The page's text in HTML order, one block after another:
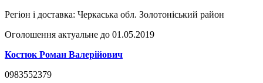
Регіон і доставка: Черкаська обл. Золотоніський район
Оголошення актуальне до 01.05.2019
Костюк Роман Валерійович
0983552379